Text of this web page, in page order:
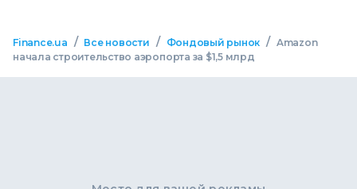
Finance.ua / Все новости / Фондовый рынок / Amazon
начала строительство аэропорта за $1,5 млрд